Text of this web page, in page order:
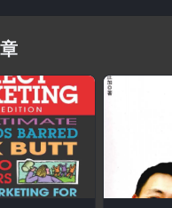
and Digital